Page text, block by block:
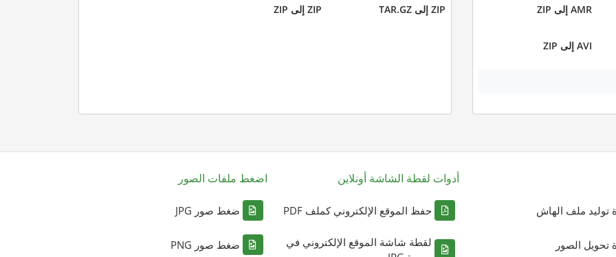
AMR إلى ZIP
AVI إلى ZIP
ZIP إلى TAR.GZ ZIP إلى ZIP
توليد ملف الهاش
تحويل الصور
أدوات لقطة الشاشة أونلاين
حفظ الموقع الإلكتروني كملف PDF
لقطة شاشة الموقع الإلكتروني في
اضغط ملفات الصور
ضغط صور JPG
ضغط صور PNG